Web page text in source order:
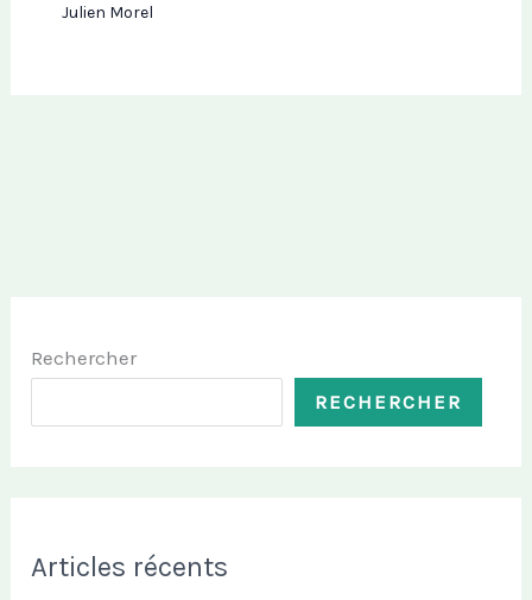
Julien Morel
Rechercher
RECHERCHER
Articles récents